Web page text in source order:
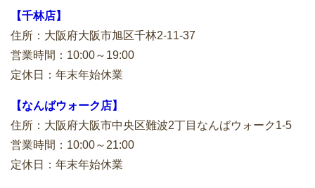
【千林店】
住所：大阪府大阪市旭区千林2-11-37
営業時間：10:00～19:00
定休日：年末年始休業
【なんばウォーク店】
住所：大阪府大阪市中央区難波2丁目なんばウォーク1-5
営業時間：10:00～21:00
定休日：年末年始休業